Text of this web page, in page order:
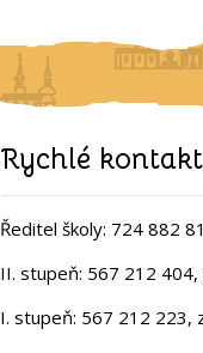
Rychlé
Ředitel školy: 724 882
II. stupeň: 567 212 404,
I. stupeň: 567 212 223,